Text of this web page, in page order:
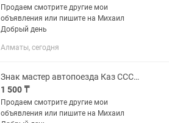
Продаем смотрите другие мои
объявления или пишите на Михаил
Добрый день
Алматы, сегодня
Знак мастер автопоезда Каз СССР винтаж
1 500 ₸
Продаем смотрите другие мои
объявления или пишите на Михаил